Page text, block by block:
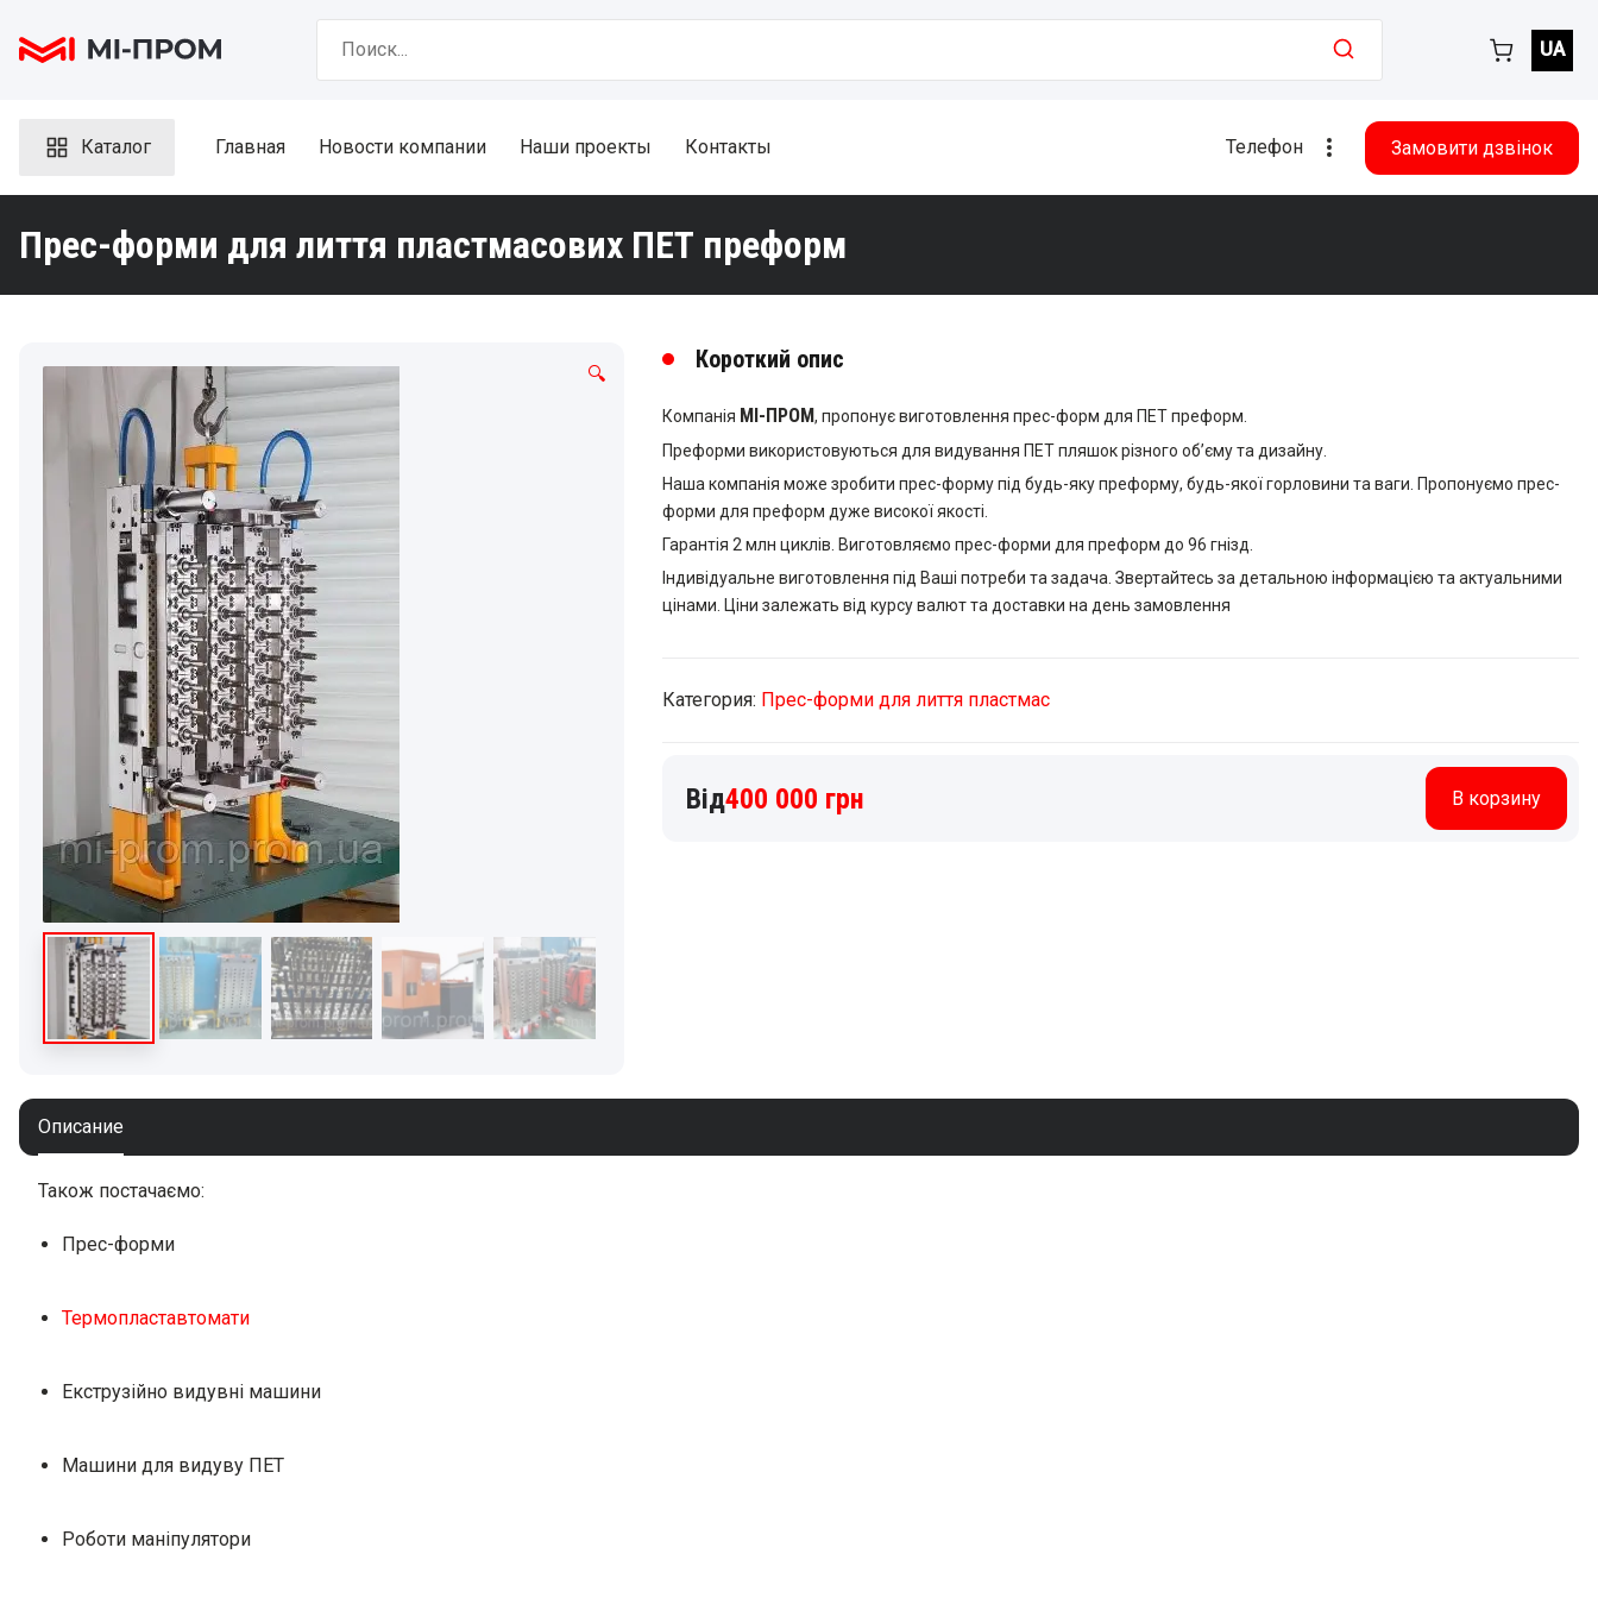
content
UA
for:
Каталог Главная Новости компании Наши проекты Контакты Телефон Замовити дзвінок
Прес-форми для лиття пластмасових ПЕТ преформ
🔍
Короткий опис
Компанія МІ-ПРОМ, пропонує виготовлення прес-форм для ПЕТ преформ.
Преформи використовуються для видування ПЕТ пляшок різного об’єму та дизайну.
Наша компанія може зробити прес-форму під будь-яку преформу, будь-якої горловини та ваги. Пропонуємо прес-
форми для преформ дуже високої якості.
Гарантія 2 млн циклів. Виготовляємо прес-форми для преформ до 96 гнізд.
Індивідуальне виготовлення під Ваші потреби та задача. Звертайтесь за детальною інформацією та актуальними
цінами. Ціни залежать від курсу валют та доставки на день замовлення
Категория: Прес-форми для лиття пластмас
400 000 грн
Количество
товара
Прес-
В корзину
Описание
Також постачаємо:
Прес-форми
Термопластавтомати
Екструзійно видувні машини
Машини для видуву ПЕТ
Роботи маніпулятори